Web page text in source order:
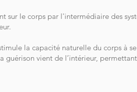
sur le corps par l'intermédiaire des
la capacité naturelle du corps à
guérison vient de l’intérieur,